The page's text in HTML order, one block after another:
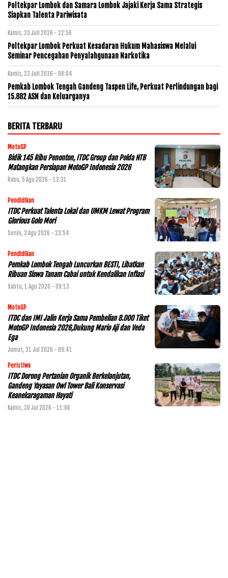
Poltekpar Lombok dan Samara Lombok Jajaki Kerja Sama Strategis
Siapkan Talenta Pariwisata
Kamis, 23 Juli 2026 - 22:56
Poltekpar Lombok Perkuat Kesadaran Hukum Mahasiswa Melalui
Seminar Pencegahan Penyalahgunaan Narkotika
Kamis, 23 Juli 2026 - 08:04
Pemkab Lombok Tengah Gandeng Taspen Life, Perkuat Perlindungan bagi
15.882 ASN dan Keluarganya
BERITA TERBARU
MotoGP
Bidik 145 Ribu Penonton, ITDC Group dan Polda NTB
Matangkan Persiapan MotoGP Indonesia 2026
Rabu, 5 Agu 2026 - 12:31
Pendidikan
ITDC Perkuat Talenta Lokal dan UMKM Lewat Program
Glorious Golo Mori
Senin, 3 Agu 2026 - 23:54
Pendidikan
Pemkab Lombok Tengah Luncurkan BESTI, Libatkan
Ribuan Siswa Tanam Cabai untuk Kendalikan Inflasi
Sabtu, 1 Agu 2026 - 09:13
MotoGP
ITDC dan IMI Jalin Kerja Sama Pembelian 8.000 Tiket
MotoGP Indonesia 2026,Dukung Mario Aji dan Veda
Ega
Jumat, 31 Jul 2026 - 09:41
Peristiwa
ITDC Dorong Pertanian Organik Berkelanjutan,
Gandeng Yayasan Owl Tower Bali Konservasi
Keanekaragaman Hayati
Kamis, 30 Jul 2026 - 11:06